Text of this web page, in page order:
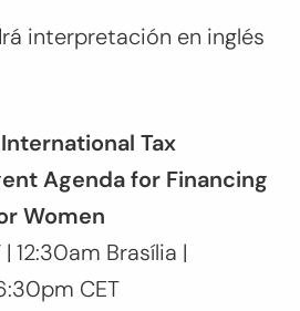
interpretación en inglés
Tax
Agenda for Financing
Women
| 12:30am Brasília |
CET